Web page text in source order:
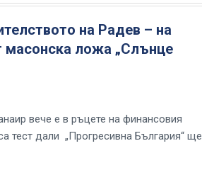
на Радев – на
масонска ложа „Слънце
вече е в ръцете на финансовия
тест дали „Прогресивна България“ ще